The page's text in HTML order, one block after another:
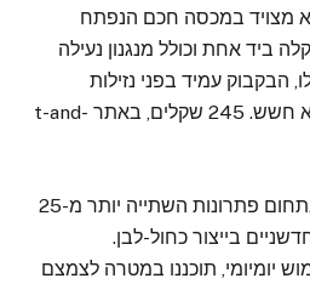
מצויד במכסה חכם הנפתח
ביד אחת וכולל מנגנון נעילה
הבקבוק עמיד בפני נזילות
ואידיאלי לנשיאה בתיק ללא חשש. 245 שקלים, באתר t-and-
חברת “שורש”, הבולטת בתחום פתרונות השתייה יותר מ-25
בייצור כחול-לבן.
יומיומי, תוכננו במטרה לצמצם